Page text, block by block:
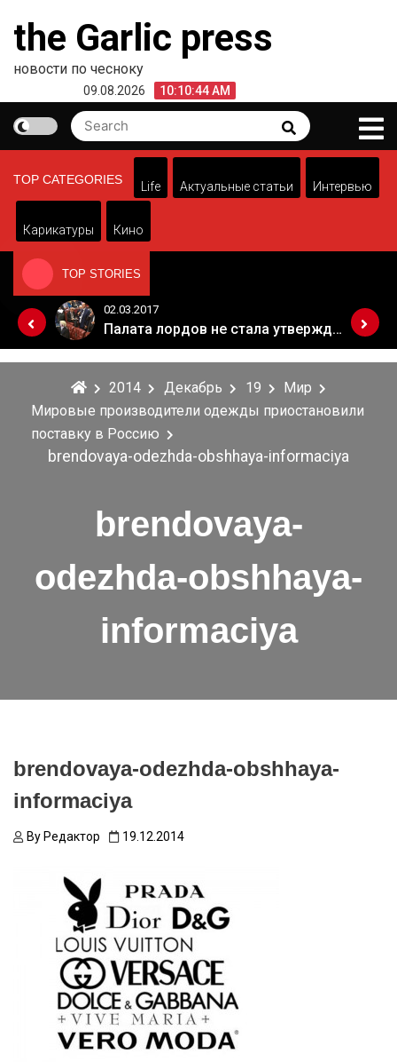
content
the Garlic press
новости по чесноку
09.08.2026 10:10:44 AM
Search
for:
Search
TOP CATEGORIES
Life Актуальные статьи Интервью
Карикатуры Кино
TOP STORIES
Когда Россия разрешит полеты в Грузию. Позиция Кремля
02.03.2017
Палата лордов не стала утверждать законопроект о "брексите"
2014 Декабрь 19
Мир
Мировые производители одежды приостановили
поставку в Россию
brendovaya-odezhda-obshhaya-informaciya
brendovaya-
odezhda-obshhaya-
informaciya
brendovaya-odezhda-obshhaya-
informaciya
By Редактор 19.12.2014